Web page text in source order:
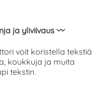
ja yliviivaus 〰️
voit koristella tekstiä
koukkuja ja muita
tekstin.